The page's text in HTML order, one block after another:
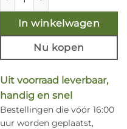
In winkelwagen
Nu kopen
Uit voorraad leverbaar,
handig en snel
Bestellingen die vóór 16:00
uur worden geplaatst,